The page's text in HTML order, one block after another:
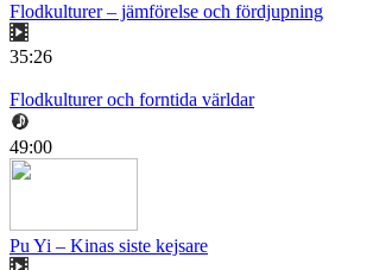
Flodkulturer – jämförelse och fördjupning
35:26
Flodkulturer och forntida världar
49:00
Pu Yi – Kinas siste kejsare